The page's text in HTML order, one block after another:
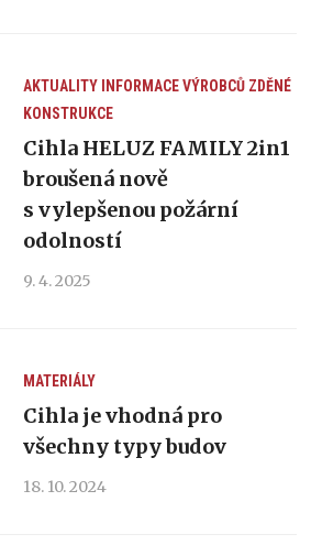
AKTUALITY INFORMACE VÝROBCŮ ZDĚNÉ
KONSTRUKCE
Cihla HELUZ FAMILY 2in1
broušená nově
s vylepšenou požární
odolností
9. 4. 2025
MATERIÁLY
Cihla je vhodná pro
všechny typy budov
18. 10. 2024